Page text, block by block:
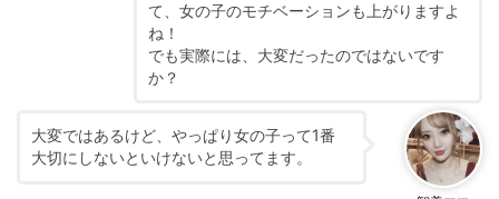
て、女の子のモチベーションも上がりますよ
ね！
でも実際には、大変だったのではないです
か？
大変ではあるけど、やっぱり女の子って1番
大切にしないといけないと思ってます。